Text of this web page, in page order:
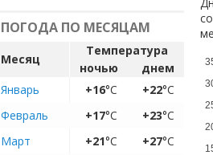
ПОГОДА ПО МЕСЯЦАМ
Месяц
Температура
ночью
днем
Январь
+16°C +22°C
Февраль
+17°C +23°C
Март
+21°C +27°C